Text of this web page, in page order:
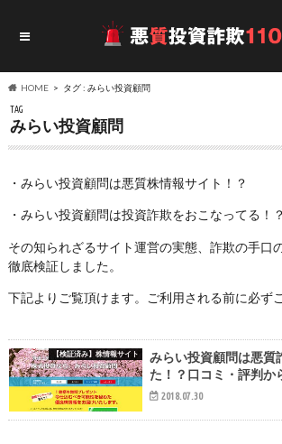
HOME タグ : みらい投資顧問
TAG
みらい投資顧問
・みらい投資顧問は悪質株情報サイト！？
・みらい投資顧問は投資詐欺をおこなってる！？
その知られざるサイト運営の実態、詐欺の手口
徹底検証しました。
下記よりご覧頂けます。ご利用される前に必ず
【検証済み】株情報サイト
みらい投資顧問は悪質
た！？口コミ・評判か
2018.07.30